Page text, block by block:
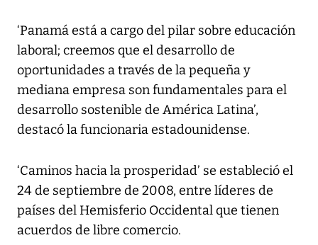
‘Panamá está a cargo del pilar sobre educación
laboral; creemos que el desarrollo de
oportunidades a través de la pequeña y
mediana empresa son fundamentales para el
desarrollo sostenible de América Latina’,
destacó la funcionaria estadounidense.
‘Caminos hacia la prosperidad’ se estableció el
24 de septiembre de 2008, entre líderes de
países del Hemisferio Occidental que tienen
acuerdos de libre comercio.